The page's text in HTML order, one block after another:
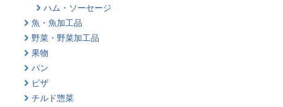
ハム・ソーセージ
魚・魚加工品
野菜・野菜加工品
果物
パン
ピザ
チルド惣菜